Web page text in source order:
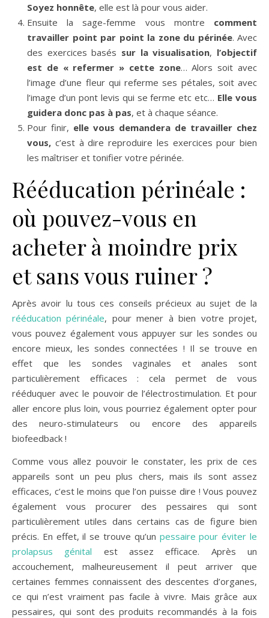
Soyez honnête, elle est là pour vous aider.
Ensuite la sage-femme vous montre comment
travailler point par point la zone du périnée. Avec
des exercices basés sur la visualisation, l’objectif
est de « refermer » cette zone… Alors soit avec
l’image d’une fleur qui referme ses pétales, soit avec
l’image d’un pont levis qui se ferme etc etc… Elle vous
guidera donc pas à pas, et à chaque séance.
Pour finir, elle vous demandera de travailler chez
vous, c’est à dire reproduire les exercices pour bien
les maîtriser et tonifier votre périnée.
Rééducation périnéale :
où pouvez-vous en
acheter à moindre prix
et sans vous ruiner ?
Après avoir lu tous ces conseils précieux au sujet de la
rééducation périnéale, pour mener à bien votre projet,
vous pouvez également vous appuyer sur les sondes ou
encore mieux, les sondes connectées ! Il se trouve en
effet que les sondes vaginales et anales sont
particulièrement efficaces : cela permet de vous
rééduquer avec le pouvoir de l’électrostimulation. Et pour
aller encore plus loin, vous pourriez également opter pour
des neuro-stimulateurs ou encore des appareils
biofeedback !
Comme vous allez pouvoir le constater, les prix de ces
appareils sont un peu plus chers, mais ils sont assez
efficaces, c’est le moins que l’on puisse dire ! Vous pouvez
également vous procurer des pessaires qui sont
particulièrement utiles dans certains cas de figure bien
précis. En effet, il se trouve qu’un pessaire pour éviter le
prolapsus génital est assez efficace. Après un
accouchement, malheureusement il peut arriver que
certaines femmes connaissent des descentes d’organes,
ce qui n’est vraiment pas facile à vivre. Mais grâce aux
pessaires, qui sont des produits recommandés à la fois